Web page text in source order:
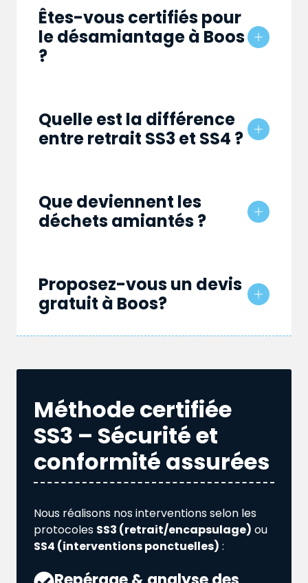
Êtes-vous certifiés pour
le désamiantage à Boos
?
Quelle est la différence
entre retrait SS3 et SS4 ?
Que deviennent les
déchets amiantés ?
Proposez-vous un devis
gratuit à Boos?
Méthode certifiée
SS3 – Sécurité et
conformité assurées
Nous réalisons nos interventions selon les
protocoles SS3 (retrait/encapsulage) ou
SS4 (interventions ponctuelles) :